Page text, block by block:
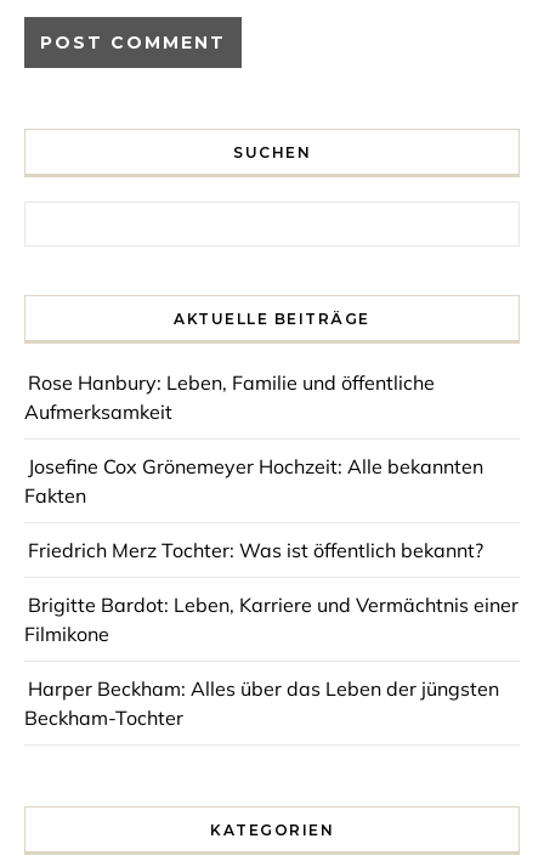
SUCHEN
AKTUELLE BEITRÄGE
Rose Hanbury: Leben, Familie und öffentliche
Aufmerksamkeit
Josefine Cox Grönemeyer Hochzeit: Alle bekannten
Fakten
Friedrich Merz Tochter: Was ist öffentlich bekannt?
Brigitte Bardot: Leben, Karriere und Vermächtnis einer
Filmikone
Harper Beckham: Alles über das Leben der jüngsten
Beckham-Tochter
KATEGORIEN